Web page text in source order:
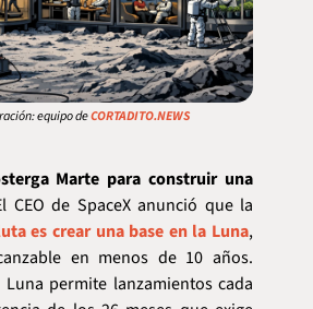
equipo de CORTADITO.NEWS
Marte para construir una
es crear una base en la Luna,
en menos de 10 años.
permite lanzamientos cada